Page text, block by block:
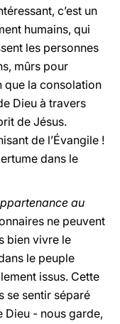
c’est un
humains, qui
les personnes
mûrs pour
que la consolation
Dieu à travers
de Jésus.
de l’Évangile !
dans le
au
ne peuvent
bien vivre le
le peuple
issus. Cette
se sentir séparé
Dieu - nous garde,